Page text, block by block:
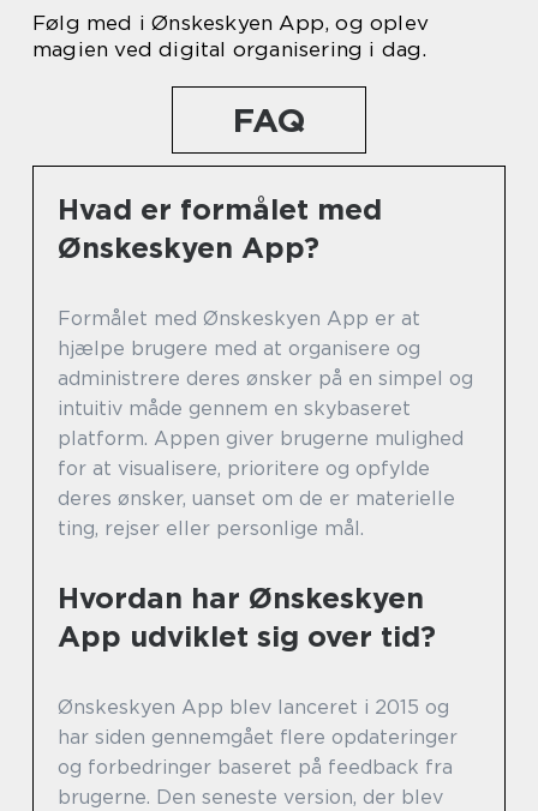
Følg med i Ønskeskyen App, og oplev
magien ved digital organisering i dag.
FAQ
Hvad er formålet med
Ønskeskyen App?
Formålet med Ønskeskyen App er at
hjælpe brugere med at organisere og
administrere deres ønsker på en simpel og
intuitiv måde gennem en skybaseret
platform. Appen giver brugerne mulighed
for at visualisere, prioritere og opfylde
deres ønsker, uanset om de er materielle
ting, rejser eller personlige mål.
Hvordan har Ønskeskyen
App udviklet sig over tid?
Ønskeskyen App blev lanceret i 2015 og
har siden gennemgået flere opdateringer
og forbedringer baseret på feedback fra
brugerne. Den seneste version, der blev